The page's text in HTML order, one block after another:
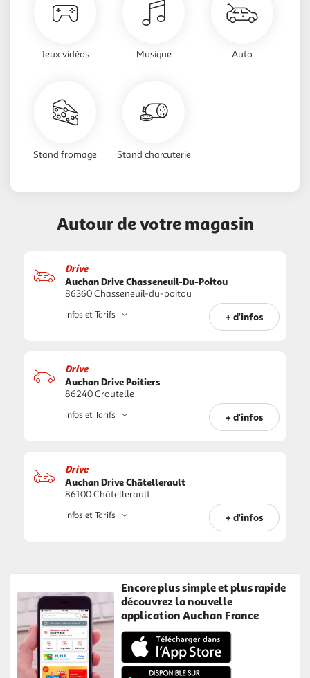
Jeux vidéos Musique Auto
Stand fromage Stand charcuterie
Autour de votre magasin
Drive
Auchan Drive Chasseneuil-Du-Poitou
86360 Chasseneuil-du-poitou
+ d'infos
Infos et Tarifs
Drive
Auchan Drive Poitiers
86240 Croutelle
+ d'infos
Infos et Tarifs
Drive
Auchan Drive Châtellerault
86100 Châtellerault
+ d'infos
Infos et Tarifs
Encore plus simple et plus rapide
découvrez la nouvelle
application Auchan France